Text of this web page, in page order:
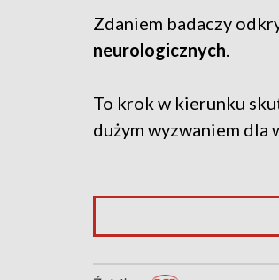
Zdaniem badaczy
neurologicznych.
To krok w kierunku
dużym wyzwaniem dla